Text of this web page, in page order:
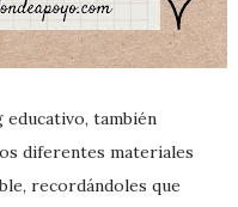
también
diferentes materiales
recordándoles que